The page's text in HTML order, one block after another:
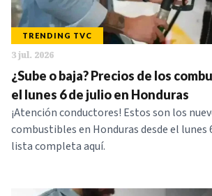
TRENDING TVC
3 jul. 2026
¿Sube o baja? Precios de los
el lunes 6 de julio en Honduras
¡Atención conductores! Estos son los
combustibles en Honduras desde el lunes
lista completa aquí.